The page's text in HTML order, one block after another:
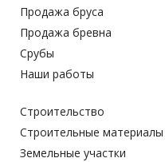
Продажа бруса
Продажа бревна
Срубы
Наши работы
Строительство
Строительные материалы
Земельные участки